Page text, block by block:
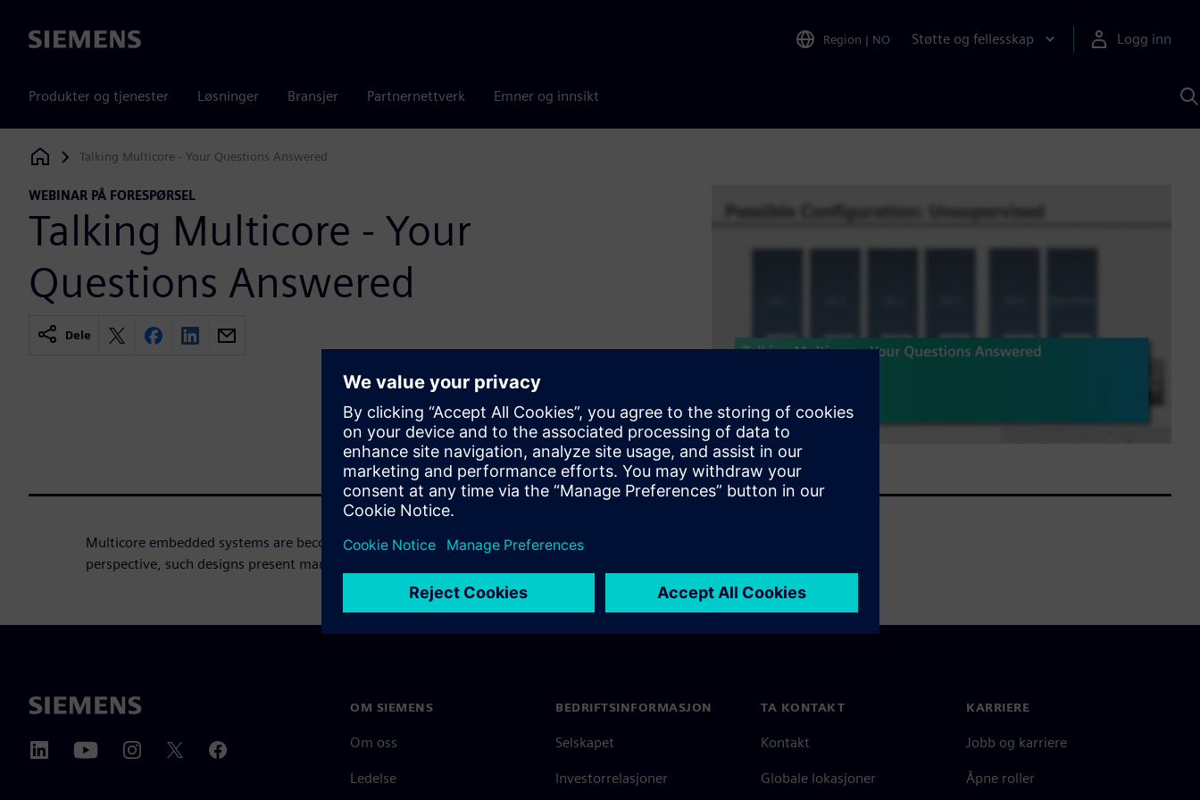
Siemens Region | NO Støtte og fellesskap Logg inn
Produkter og tjenester Løsninger Bransjer Partnernettverk Emner og innsikt
Siemens Digital Industries Software
Talking Multicore - Your Questions Answered
WEBINAR PÅ FORESPØRSEL
Talking Multicore - Your
Questions Answered
Dele
Multicore embedded systems are becoming very common. From the software
perspective, such designs present many challenges.
OM SIEMENS
Om oss
Ledelse
BEDRIFTSINFORMASJON
Selskapet
Investorrelasjoner
TA KONTAKT
Kontakt
Globale lokasjoner
KARRIERE
Jobb og karriere
Åpne roller